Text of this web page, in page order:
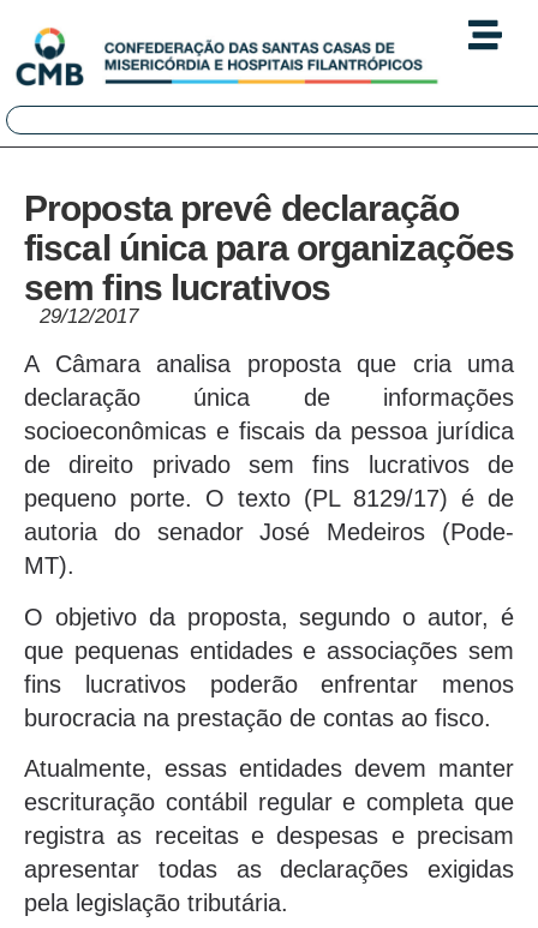
Proposta prevê declaração
fiscal única para organizações
sem fins lucrativos
29/12/2017
A Câmara analisa proposta que cria uma
declaração única de informações
socioeconômicas e fiscais da pessoa jurídica
de direito privado sem fins lucrativos de
pequeno porte. O texto (PL 8129/17) é de
autoria do senador José Medeiros (Pode-
MT).
O objetivo da proposta, segundo o autor, é
que pequenas entidades e associações sem
fins lucrativos poderão enfrentar menos
burocracia na prestação de contas ao fisco.
Atualmente, essas entidades devem manter
escrituração contábil regular e completa que
registra as receitas e despesas e precisam
apresentar todas as declarações exigidas
pela legislação tributária.